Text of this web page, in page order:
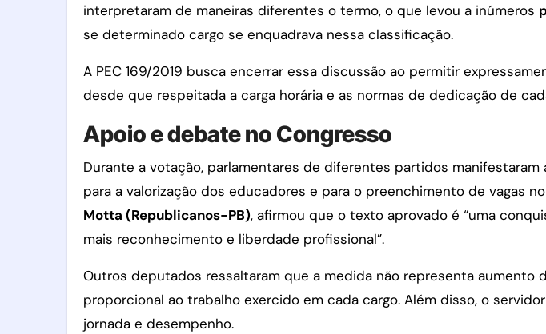
interpretaram de maneiras diferentes o termo, o que levou a inúmeros
se determinado cargo se enquadrava nessa classificação.
A PEC 169/2019 busca encerrar essa discussão ao permitir
desde que respeitada a carga horária e as normas de dedicação de
Apoio e debate no Congresso
Durante a votação, parlamentares de diferentes partidos
para a valorização dos educadores e para o preenchimento de vagas
Motta (Republicanos-PB), afirmou que o texto aprovado é “uma
mais reconhecimento e liberdade profissional”.
Outros deputados ressaltaram que a medida não representa aumento
proporcional ao trabalho exercido em cada cargo. Além disso, o
jornada e desempenho.